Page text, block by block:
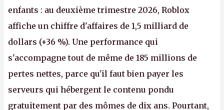
enfants : au deuxième trimestre 2026, Roblox
affiche un chiffre d'affaires de 1,5 milliard de
dollars (+36 %). Une performance qui
s'accompagne tout de même de 185 millions de
pertes nettes, parce qu'il faut bien payer les
serveurs qui hébergent le contenu pondu
gratuitement par des mômes de dix ans. Pourtant,